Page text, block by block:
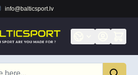
info@balticsport.lv